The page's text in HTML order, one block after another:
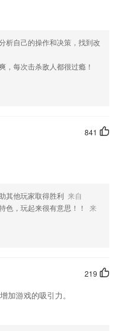
析自己的操作和决策，找到改
，每次击杀敌人都很过瘾！
841
其他玩家取得胜利 来自
色，玩起来很有意思！！
来
219
加游戏的吸引力。